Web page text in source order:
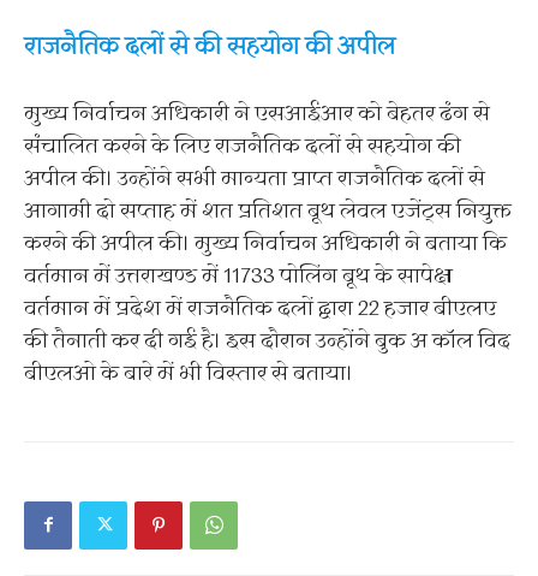
राजनैतिक दलों से की सहयोग की अपील
मुख्य निर्वाचन अधिकारी ने एसआईआर को बेहतर ढंग से
संचालित करने के लिए राजनैतिक दलों से सहयोग की
अपील की। उन्होंने सभी मान्यता प्राप्त राजनैतिक दलों से
आगामी दो सप्ताह में शत प्रतिशत बूथ लेवल एजेंट्स नियुक्त
करने की अपील की। मुख्य निर्वाचन अधिकारी ने बताया कि
वर्तमान में उत्तराखण्ड में 11733 पोलिंग बूथ के सापेक्ष
वर्तमान में प्रदेश में राजनैतिक दलों द्वारा 22 हजार बीएलए
की तैनाती कर दी गई है। इस दौरान उन्होंने बुक अ कॉल विद
बीएलओ के बारे में भी विस्तार से बताया।